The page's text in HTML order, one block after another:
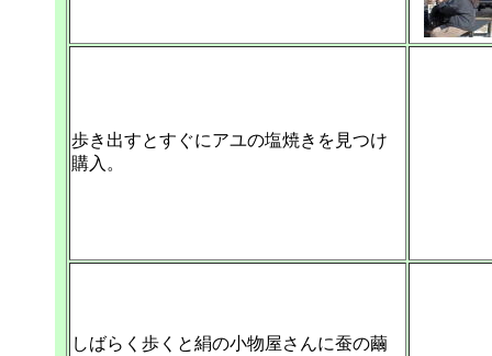
歩き出すとすぐにアユの塩焼きを見つけ
購入。
しばらく歩くと絹の小物屋さんに蚕の繭